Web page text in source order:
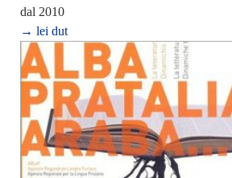
dal 2010
→ lei dut